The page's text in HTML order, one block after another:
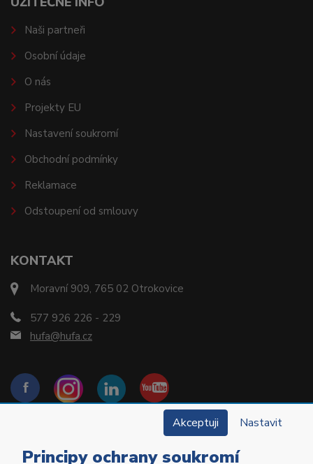
KONTAKT
Moravní 909, 765 02 Otrokovice
577 926 226 - 229
hufa@hufa.cz
Naši partneři
Osobní údaje
O nás
Projekty EU
Nastavení soukromí
Obchodní podmínky
Reklamace
Odstoupení od smlouvy
Akceptuji Nastavit
Principy ochrany soukromí